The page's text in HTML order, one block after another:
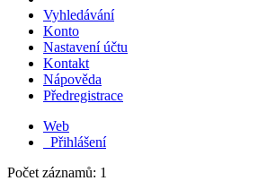
Vyhledávání
Konto
Nastavení účtu
Kontakt
Nápověda
Předregistrace
Web
Přihlášení
Počet záznamů: 1